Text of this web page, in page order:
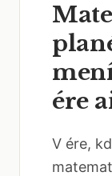
ére
V ére,